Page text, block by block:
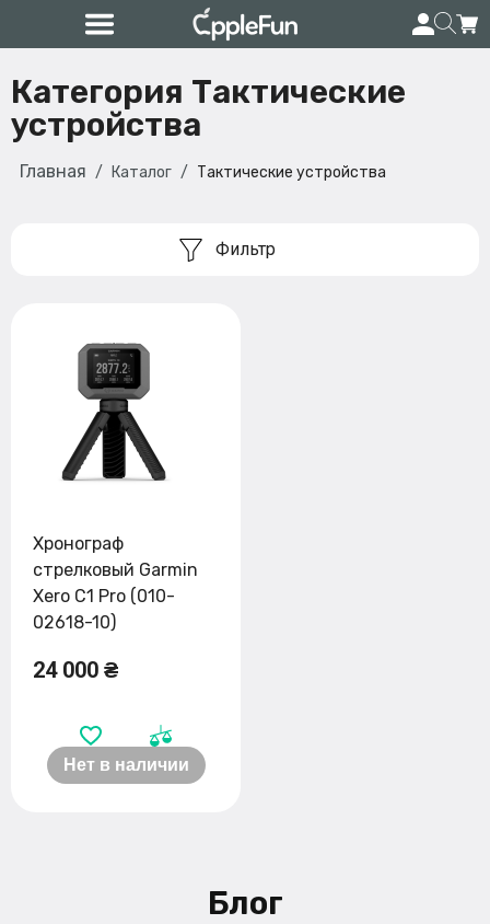
Категория Тактические
устройства
Главная Каталог Тактические устройства
Фильтр
Хронограф
стрелковый Garmin
Xero C1 Pro (010-
02618-10)
24 000 ₴
Нет в наличии
Блог